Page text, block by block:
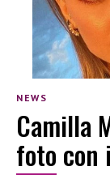
NEWS
Camilla
foto con